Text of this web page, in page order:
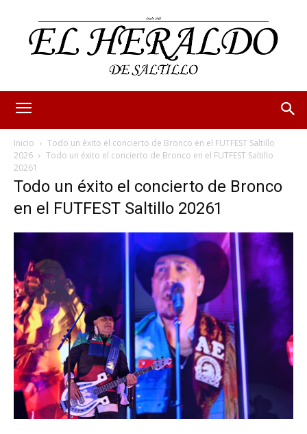
Inicio
Todo un éxito el concierto de Bronco en el FUTFEST Saltillo
2026
Todo un éxito el concierto de Bronco en el FUTFEST Saltillo
20261
Todo un éxito el concierto de Bronco
en el FUTFEST Saltillo 20261